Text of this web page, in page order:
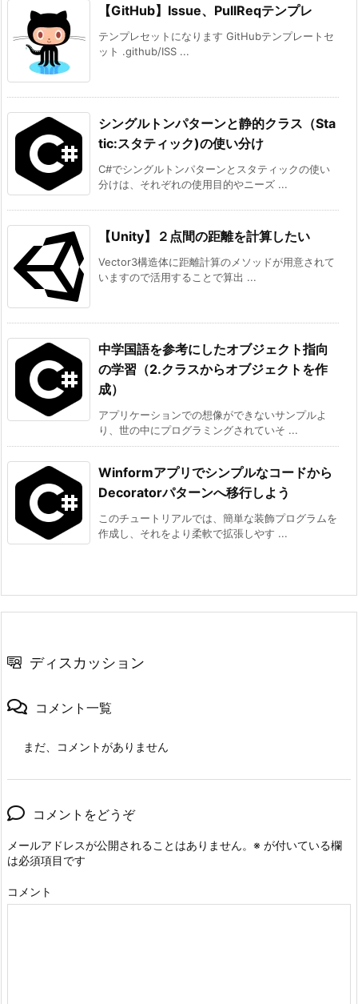
【GitHub】Issue、PullReqテンプレ
テンプレセットになります GitHubテンプレートセ
ット .github/ISS ...
シングルトンパターンと静的クラス（Sta
tic:スタティック)の使い分け
C#でシングルトンパターンとスタティックの使い
分けは、それぞれの使用目的やニーズ ...
【Unity】２点間の距離を計算したい
Vector3構造体に距離計算のメソッドが用意されて
いますので活用することで算出 ...
中学国語を参考にしたオブジェクト指向
の学習（2.クラスからオブジェクトを作
成）
アプリケーションでの想像ができないサンプルよ
り、世の中にプログラミングされていそ ...
Winformアプリでシンプルなコードから
Decoratorパターンへ移行しよう
このチュートリアルでは、簡単な装飾プログラムを
作成し、それをより柔軟で拡張しやす ...
ディスカッション
コメント一覧
まだ、コメントがありません
コメントをどうぞ
メールアドレスが公開されることはありません。 ※ が付いている欄
は必須項目です
コメント